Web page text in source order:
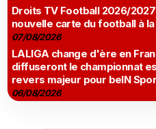
Droits TV Football 2026/
nouvelle carte du football à
07/08/2026
LALIGA change d'ère en
diffuseront le championnat
revers majeur pour beIN
06/08/2026